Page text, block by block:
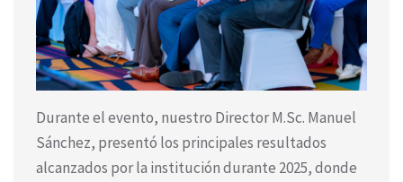
Durante el evento, nuestro Director M.Sc. Manuel
Sánchez, presentó los principales resultados
alcanzados por la institución durante 2025, donde